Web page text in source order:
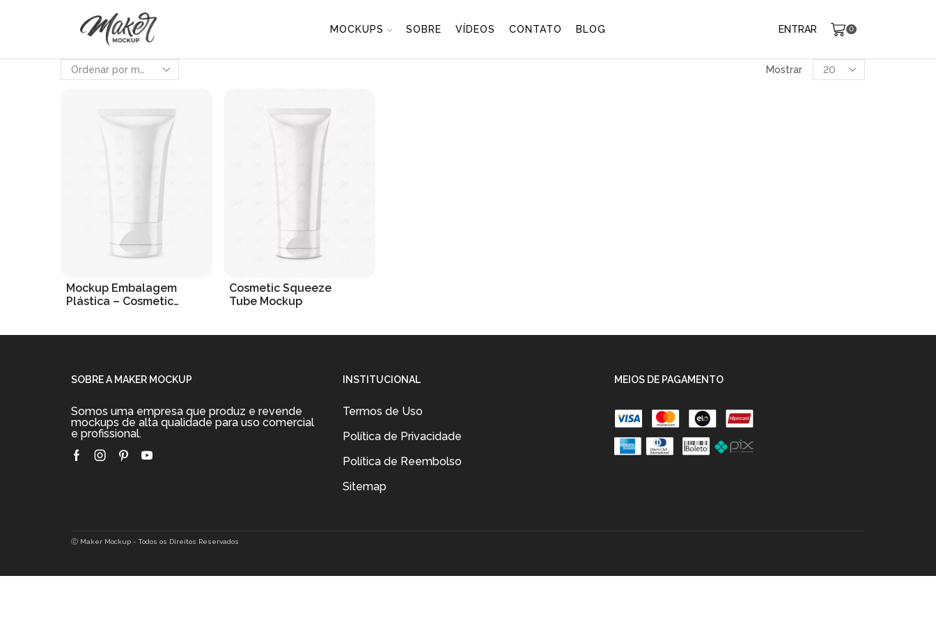
MOCKUPS SOBRE VÍDEOS CONTATO BLOG ENTRAR 0
Mostrar
Produtos
por
Mockup Embalagem
Plástica – Cosmetic
Cosmetic Squeeze
Tube Mockup
SOBRE A MAKER MOCKUP
Somos uma empresa que produz e revende
mockups de alta qualidade para uso comercial
e profissional.
FacebookInstagram
PinterestYoutube
INSTITUCIONAL
Termos de Uso
Política de Privacidade
Política de Reembolso
Sitemap
MEIOS DE PAGAMENTO
Ⓒ Maker Mockup - Todos os Direitos Reservados